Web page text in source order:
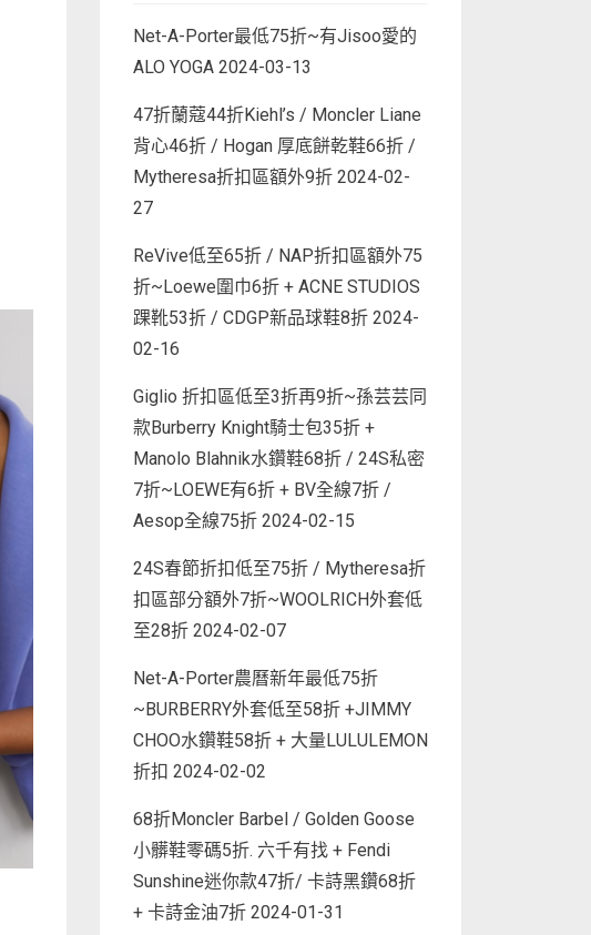
Net-A-Porter最低75折~有Jisoo愛的
ALO YOGA 2024-03-13
47折蘭蔻44折Kiehl’s / Moncler Liane
背心46折 / Hogan 厚底餅乾鞋66折 /
Mytheresa折扣區額外9折 2024-02-
27
ReVive低至65折 / NAP折扣區額外75
折~Loewe圍巾6折 + ACNE STUDIOS
踝靴53折 / CDGP新品球鞋8折 2024-
02-16
Giglio 折扣區低至3折再9折~孫芸芸同
款Burberry Knight騎士包35折 +
Manolo Blahnik水鑽鞋68折 / 24S私密
7折~LOEWE有6折 + BV全線7折 /
Aesop全線75折 2024-02-15
24S春節折扣低至75折 / Mytheresa折
扣區部分額外7折~WOOLRICH外套低
至28折 2024-02-07
Net-A-Porter農曆新年最低75折
~BURBERRY外套低至58折 +JIMMY
CHOO水鑽鞋58折 + 大量LULULEMON
折扣 2024-02-02
68折Moncler Barbel / Golden Goose
小髒鞋零碼5折. 六千有找 + Fendi
Sunshine迷你款47折/ 卡詩黑鑽68折
+ 卡詩金油7折 2024-01-31